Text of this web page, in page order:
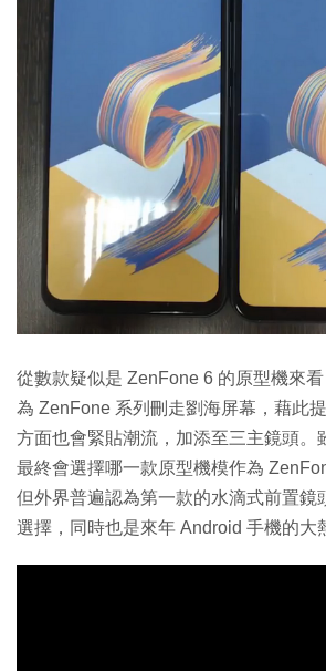
從數款疑似是 ZenFone 6 的原型機來
為 ZenFone 系列刪走劉海屏幕，藉此
方面也會緊貼潮流，加添至三主鏡頭。
最終會選擇哪一款原型機模作為
但外界普遍認為第一款的水滴式前置鏡
選擇，同時也是來年 Android 手機的大